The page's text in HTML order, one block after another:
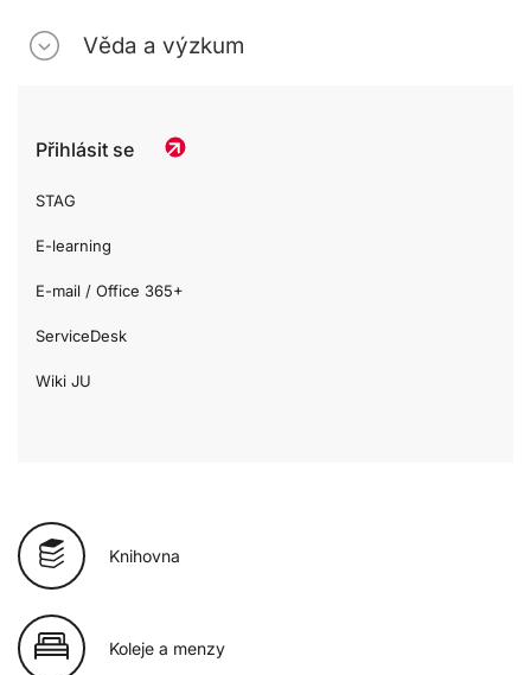
Věda a výzkum
Přihlásit se
STAG
E-learning
E-mail / Office 365+
ServiceDesk
Wiki JU
Knihovna
Koleje a menzy